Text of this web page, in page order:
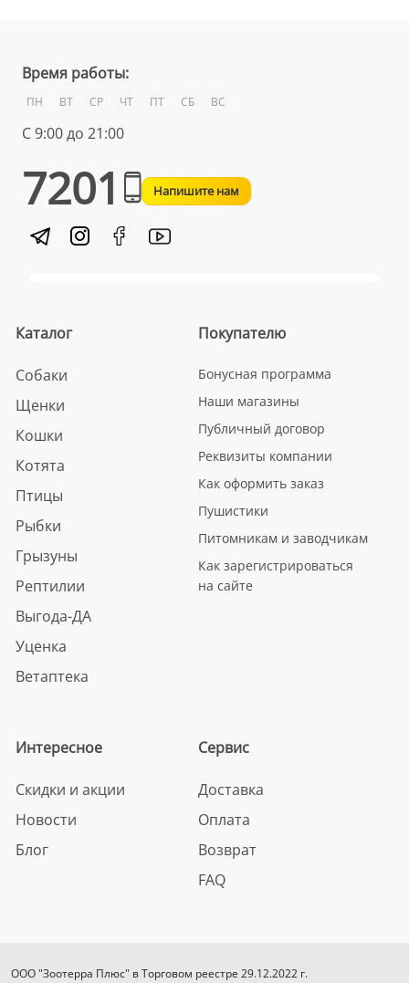
Время работы:
ПН ВТ СР ЧТ ПТ СБ ВС
С 9:00 до 21:00
7201 Напишите нам
Каталог
Собаки
Щенки
Кошки
Котята
Птицы
Рыбки
Грызуны
Рептилии
Выгода-ДА
Уценка
Ветаптека
Покупателю
Бонусная программа
Наши магазины
Публичный договор
Реквизиты компании
Как оформить заказ
Пушистики
Питомникам и заводчикам
Как зарегистрироваться
на сайте
Интересное
Скидки и акции
Новости
Блог
Сервис
Доставка
Оплата
Возврат
FAQ
ООО "Зоотерра Плюс" в Торговом реестре 29.12.2022 г.